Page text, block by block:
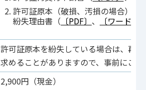
許可証原本（破損、汚損の場合）
紛失理由書（ 〔PDF〕 、 〔ワード〕
許可証原本を紛失している場合は、再
求めることがありますので、事前にご
2,900円（現金）